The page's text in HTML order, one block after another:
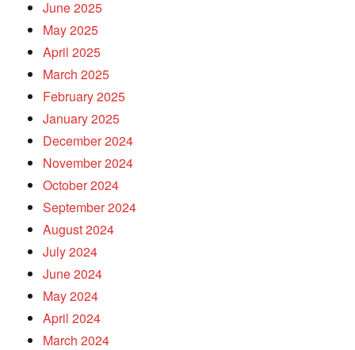
June 2025
May 2025
April 2025
March 2025
February 2025
January 2025
December 2024
November 2024
October 2024
September 2024
August 2024
July 2024
June 2024
May 2024
April 2024
March 2024